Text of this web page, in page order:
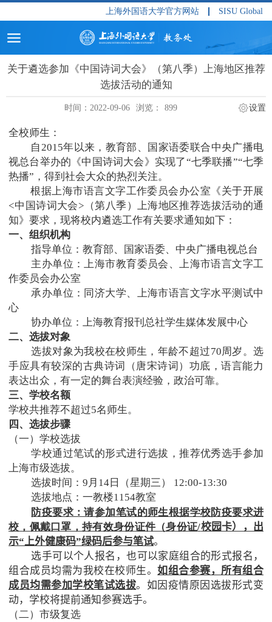
上海外国语大学官方网站 SISU Global
关于遴选参加《中国诗词大会》（第八季）上海地区推荐
选拔活动的通知
时间：2022-09-06 浏览： 899 设置
全校师生：
自 2015年以来，教育部、国家语委联合中央广播电
视总台举办的《中国诗词大会》实现了“七季联播”“七季
热播”，得到社会大众的热烈关注。
根据上海市语言文字工作委员会办公室《关于开展
<中国诗词大会> （第八季）上海地区推荐选拔活动的通
知》要求，现将校内遴选工作有关要求通知如下：
一、组织机构
指导单位：教育部、国家语委、中央广播电视总台
主办单位：上海市教育委员会、上海市语言文字工
作委员会办公室
承办单位：同济大学、上海市语言文字水平测试中
心
协办单位：上海教育报刊总社学生媒体发展中心
二、选拔对象
选拔对象为我校在校师生，年龄不超过70周岁。选
手应具有较深的古典诗词（唐宋诗词）功底，语言能力
表达出众，有一定的舞台表演经验，政治可靠。
三、学校名额
学校共推荐不超过5名师生。
四、选拔步骤
（一）学校选拔
学校通过笔试的形式进行选拔，推荐优秀选手参加
上海市级选拔。
选拔时间：9 月 14 日（星期三） 12:00-13:30
选拔地点：一教楼1154教室
防疫要求：请参加笔试的师生根据学校防疫要求进
校，佩戴口罩，持有效身份证件（身份证/校园卡），出
示“上外健康码”绿码后参与笔试。
选手可以个人报名，也可以家庭组合的形式报名，
组合成员均需为我校在校师生。如组合参赛，所有组合
成员均需参加学校笔试选拔。如因疫情原因选拔形式变
动，学校将提前通知参赛选手。
（二）市级复选